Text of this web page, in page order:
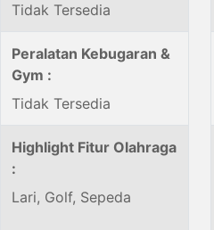
Tidak Tersedia
Peralatan Kebugaran &
Gym :
Tidak Tersedia
Highlight Fitur Olahraga
:
Lari, Golf, Sepeda